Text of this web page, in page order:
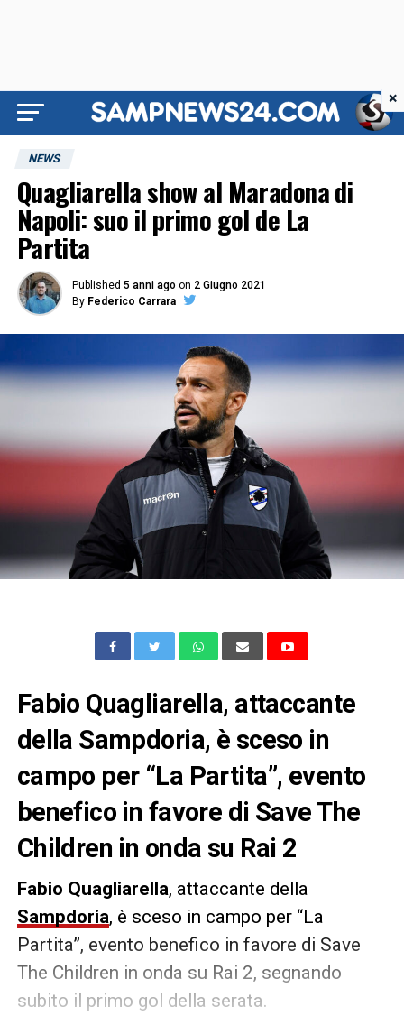
NEWS
Quagliarella show al Maradona di
Napoli: suo il primo gol de La
Partita
Published 5 anni ago on 2 Giugno 2021
By Federico Carrara
Fabio Quagliarella, attaccante
della Sampdoria, è sceso in
campo per “La Partita”, evento
benefico in favore di Save The
Children in onda su Rai 2
Fabio Quagliarella, attaccante della
Sampdoria, è sceso in campo per “La
Partita”, evento benefico in favore di Save
The Children in onda su Rai 2, segnando
subito il primo gol della serata.
×